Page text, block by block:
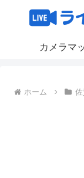
カメラマ
ホーム